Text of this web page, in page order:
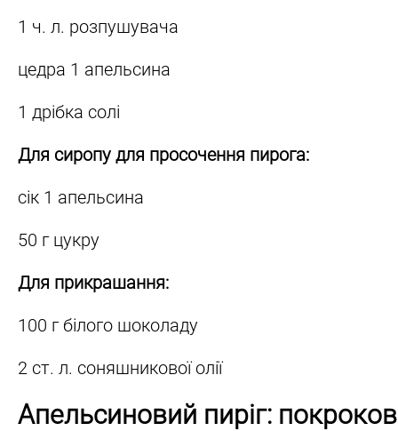
1 ч. л. розпушувача
цедра 1 апельсина
1 дрібка солі
Для сиропу для просочення пирога:
сік 1 апельсина
50 г цукру
Для прикрашання:
100 г білого шоколаду
2 ст. л. соняшникової олії
Апельсиновий пиріг: